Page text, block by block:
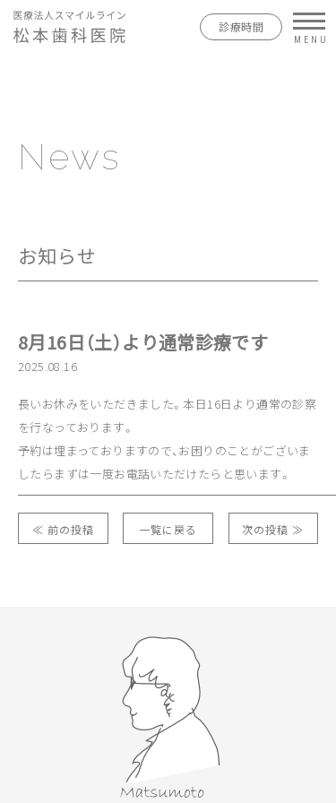
診療時間
News
お知らせ
8月16日（土）より通常診療です
2025.08.16
長いお休みをいただきました。本日16日より通常の診察
を行なっております。
予約は埋まっておりますので、お困りのことがございま
したらまずは一度お電話いただけたらと思います。
≪ 前の投稿 一覧に戻る 次の投稿 ≫